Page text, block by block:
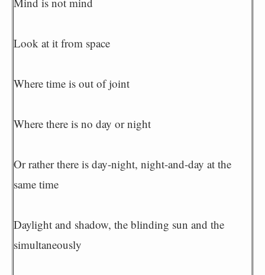
Look at it from space
Where time is out of joint
Where there is no day or night
Or rather there is day-night, night-and-day at the
same time
Daylight and shadow, the blinding sun and the
simultaneously